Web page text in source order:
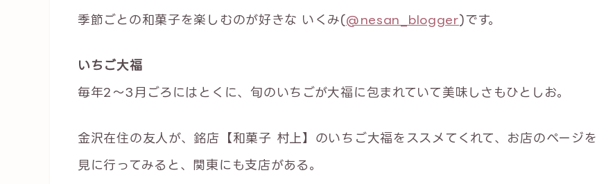
季節ごとの和菓子を楽しむのが好きな いくみ(@nesan_blogger)です。
いちご大福
毎年2〜3月ごろにはとくに、旬のいちごが大福に包まれていて美味しさもひとしお。
金沢在住の友人が、銘店【和菓子 村上】のいちご大福をススメてくれて、お店のページを
見に行ってみると、関東にも支店がある。